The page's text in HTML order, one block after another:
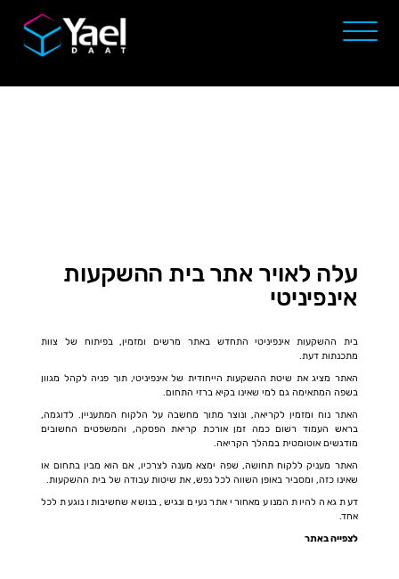
עלה לאויר אתר בית ההשקעות
אינפיניטי
בית ההשקעות אינפיניטי התחדש באתר מרשים ומזמין, בפיתוח של צוות
מתכנתות דעת.
האתר מציג את שיטת ההשקעות הייחודית של אינפיניטי, תוך פניה לקהל מגוון
בשפה המתאימה גם למי שאינו בקיא ברזי התחום.
האתר נוח ומזמין לקריאה, ונוצר מתוך מחשבה על הלקוח המתעניין. לדוגמה,
בראש העמוד רשום כמה זמן אורכת קריאת הפסקה, והמשפטים החשובים
מודגשים אוטומטית במהלך הקריאה.
האתר מעניק ללקוח תחושה, שפה ימצא מענה לצרכיו, אם הוא מבין בתחום או
שאינו כזה, ומסביר באופן השווה לכל נפש, את שיטות עבודה של בית ההשקעות.
דעת גאה להיות המנוע מאחורי אתר נעים ונגיש, בנושא שחשיבותו נוגעת לכל
אחד.
לצפייה באתר